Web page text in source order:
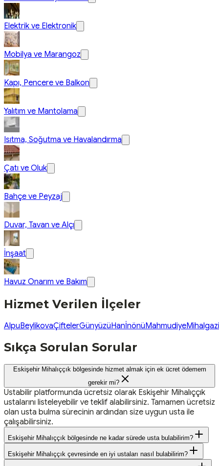
Elektrik ve Elektronik
Mobilya ve Marangoz
Kapı, Pencere ve Balkon
Yalıtım ve Mantolama
Isıtma, Soğutma ve Havalandırma
Çatı ve Oluk
Bahçe ve Peyzaj
Duvar, Tavan ve Alçı
İnşaat
Havuz Onarım ve Bakım
Hizmet Verilen İlçeler
AlpuBeylikovaÇiftelerGünyüzüHanİnönüMahmudiyeMihalgazi
Sıkça Sorulan Sorular
Eskişehir Mihalıççık bölgesinde hizmet almak için ek ücret ödemem
gerekir mi?
Ustabilir platformunda ücretsiz olarak Eskişehir Mihalıççık
ustalarını listeleyebilir ve teklif alabilirsiniz. Tamamen ücretsiz
olan usta bulma sürecinin ardından size uygun usta ile
çalışabilirsiniz.
Eskişehir Mihalıççık bölgesinde ne kadar sürede usta bulabilirim?
Eskişehir Mihalıççık çevresinde en iyi ustaları nasıl bulabilirim?